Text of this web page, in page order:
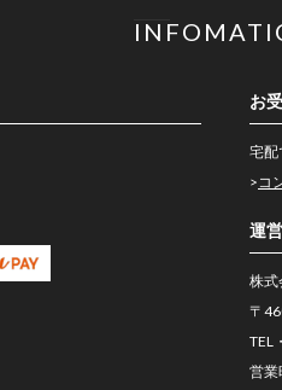
お
宅配
> コ
運
株式
〒
TEL
営業